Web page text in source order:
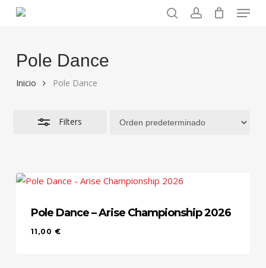
content
Menu
Pole Dance
Inicio Pole Dance
Filters
Pole Dance – Arise Championship 2026
11,00 €